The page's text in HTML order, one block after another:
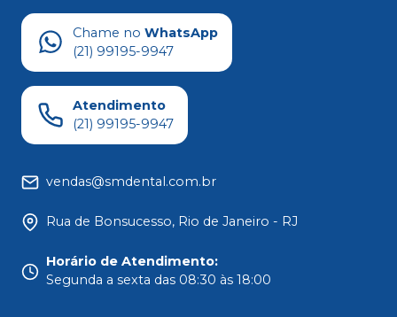
Chame no WhatsApp
(21) 99195-9947
Atendimento
(21) 99195-9947
vendas@smdental.com.br
Rua de Bonsucesso, Rio de Janeiro - RJ
Horário de Atendimento:
Segunda a sexta das 08:30 às 18:00